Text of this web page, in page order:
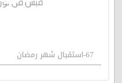
67-استقبال شهر رمضان